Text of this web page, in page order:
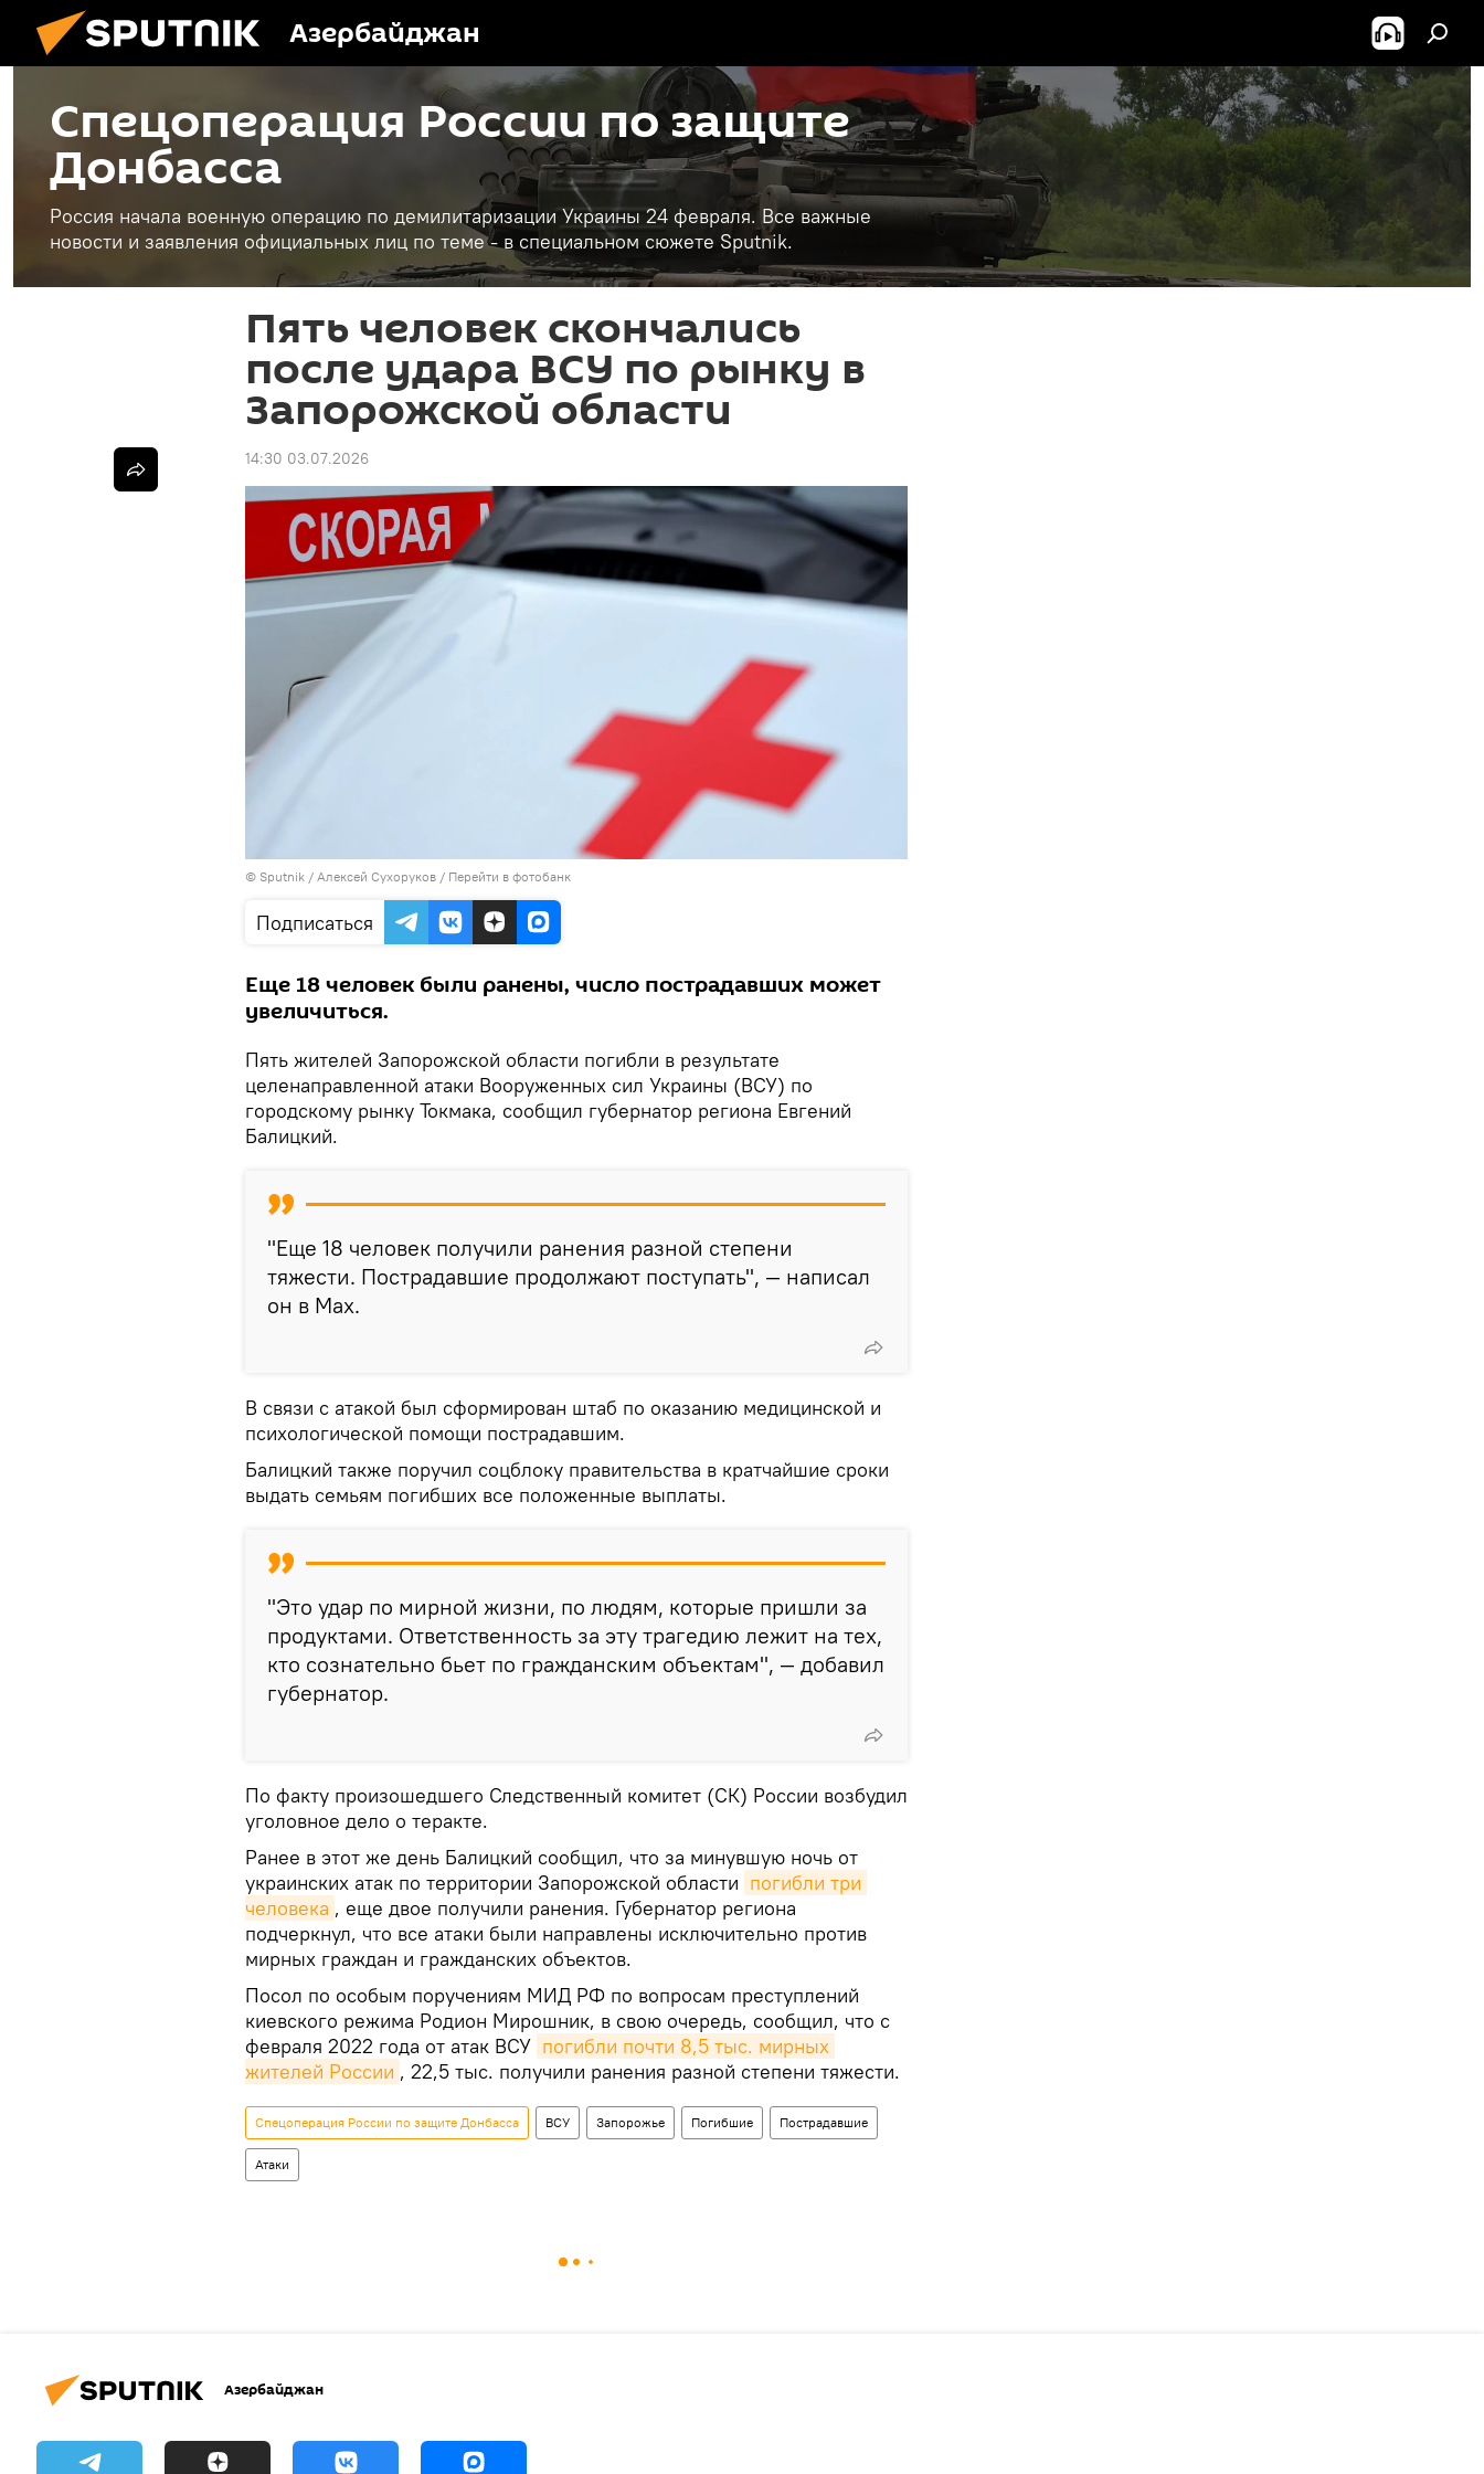
Азербайджан
Спецоперация России по защите
Донбасса
Россия начала военную операцию по демилитаризации Украины 24 февраля. Все важные
новости и заявления официальных лиц по теме - в специальном сюжете Sputnik.
Пять человек скончались
после удара ВСУ по рынку в
Запорожской области
14:30 03.07.2026
© Sputnik / Алексей Сухоруков / Перейти в фотобанк
Подписаться
Еще 18 человек были ранены, число пострадавших может
увеличиться.
Пять жителей Запорожской области погибли в результате
целенаправленной атаки Вооруженных сил Украины (ВСУ) по
городскому рынку Токмака, сообщил губернатор региона Евгений
Балицкий.
"Еще 18 человек получили ранения разной степени
тяжести. Пострадавшие продолжают поступать", — написал
он в Max.
В связи с атакой был сформирован штаб по оказанию медицинской и
психологической помощи пострадавшим.
Балицкий также поручил соцблоку правительства в кратчайшие сроки
выдать семьям погибших все положенные выплаты.
"Это удар по мирной жизни, по людям, которые пришли за
продуктами. Ответственность за эту трагедию лежит на тех,
кто сознательно бьет по гражданским объектам", — добавил
губернатор.
По факту произошедшего Следственный комитет (СК) России возбудил
уголовное дело о теракте.
Ранее в этот же день Балицкий сообщил, что за минувшую ночь от
украинских атак по территории Запорожской области погибли три
человека , еще двое получили ранения. Губернатор региона
подчеркнул, что все атаки были направлены исключительно против
мирных граждан и гражданских объектов.
Посол по особым поручениям МИД РФ по вопросам преступлений
киевского режима Родион Мирошник, в свою очередь, сообщил, что с
февраля 2022 года от атак ВСУ погибли почти 8,5 тыс. мирных
жителей России , 22,5 тыс. получили ранения разной степени тяжести.
Спецоперация России по защите Донбасса ВСУ Запорожье Погибшие Пострадавшие
Атаки
Азербайджан